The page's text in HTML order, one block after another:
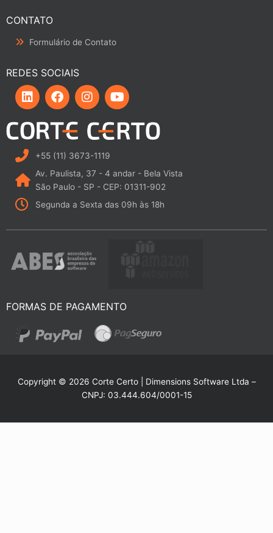
CONTATO
Formulário de Contato
REDES SOCIAIS
L
i
n
k
e
d
i
F
a
c
e
b
o
k
I
n
s
t
a
r
a
m
Y
o
u
t
u
+55 (11) 3673-1119
Av. Paulista, 37 - 4 andar - Bela Vista
São Paulo - SP - CEP: 01311-902
Segunda a Sexta das 09h às 18h
FORMAS DE PAGAMENTO
Copyright © 2026 Corte Certo | Dimensions Software Ltda –
CNPJ: 03.444.604/0001-15